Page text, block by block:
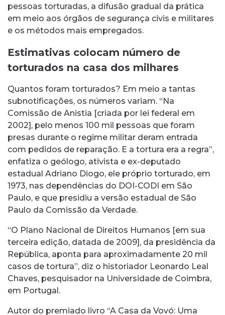
pessoas torturadas, a difusão gradual da prática
em meio aos órgãos de segurança civis e militares
e os métodos mais empregados.
Estimativas colocam número de
torturados na casa dos milhares
Quantos foram torturados? Em meio a tantas
subnotificações, os números variam. “Na
Comissão de Anistia [criada por lei federal em
2002], pelo menos 100 mil pessoas que foram
presas durante o regime militar deram entrada
com pedidos de reparação. E a tortura era a regra”,
enfatiza o geólogo, ativista e ex-deputado
estadual Adriano Diogo, ele próprio torturado, em
1973, nas dependências do DOI-CODI em São
Paulo, e que presidiu a versão estadual de São
Paulo da Comissão da Verdade.
“O Plano Nacional de Direitos Humanos [em sua
terceira edição, datada de 2009], da presidência da
República, aponta para aproximadamente 20 mil
casos de tortura”, diz o historiador Leonardo Leal
Chaves, pesquisador na Universidade de Coimbra,
em Portugal.
Autor do premiado livro “A Casa da Vovó: Uma